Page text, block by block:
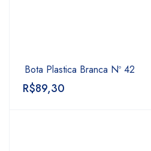
Bota Plastica Branca Nº 42
R$89,30